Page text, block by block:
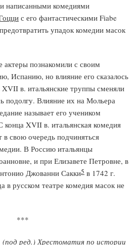
написанными комедиями
с его фантастическими Fiabe
упадок комедии масок
познакомили с своим
Испанию, но влияние его сказалось
в. итальянские труппы сменяли
подолгу. Влияние их на Мольера
называет его учеником
XVII в. итальянская комедия
свою очередь подчиняться
В Россию итальянцы
и при Елизавете Петровне, в
Джованни Сакки5 в 1742 г.
в русском театре комедия масок не
***
ред.) Хрестоматия по истории